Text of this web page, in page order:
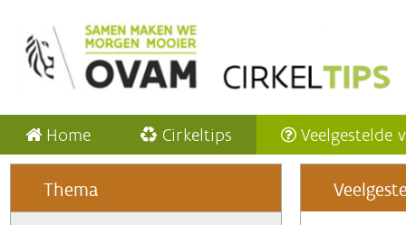
Home Cirkeltips Veelgestelde
Thema